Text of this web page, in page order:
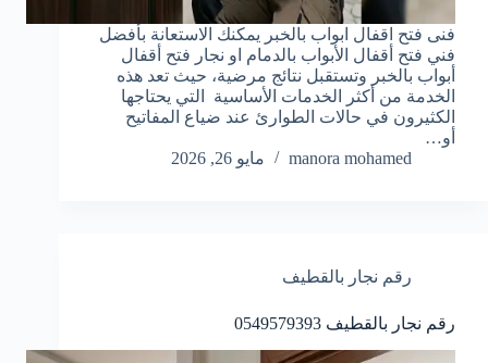
فنى فتح اقفال ابواب بالخبر يمكنك الاستعانة بأفضل
فني فتح أقفال الأبواب بالدمام او نجار فتح أقفال
أبواب بالخبر وتستقبل نتائج مرضية، حيث تعد هذه
الخدمة من أكثر الخدمات الأساسية التي يحتاجها
الكثيرون في حالات الطوارئ عند ضياع المفاتيح
أو…
manora mohamed
مايو 26, 2026
رقم نجار بالقطيف
رقم نجار بالقطيف 0549579393